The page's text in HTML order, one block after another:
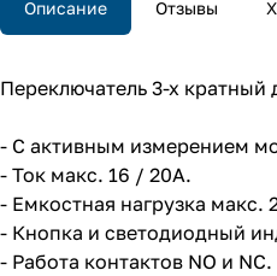
Описание Отзывы
Переключатель 3-х кратный
- С активным измерением
- Ток макс. 16 / 20А.
- Емкостная нагрузка макс.
- Кнопка и светодиодный
- Работа контактов NO и NC.